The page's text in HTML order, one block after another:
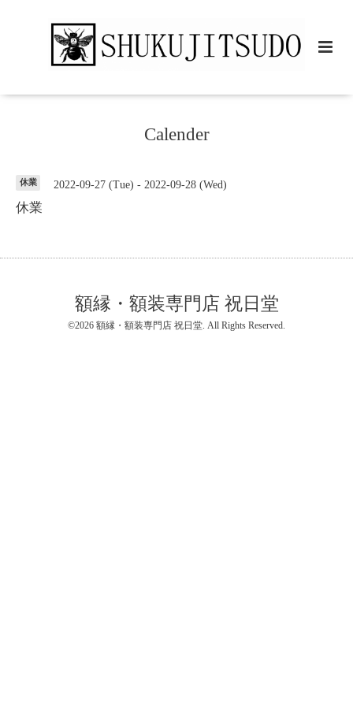
Calender
休業 2022-09-27 (Tue) - 2022-09-28 (Wed)
休業
額縁・額装専門店 祝日堂
©2026 額縁・額装専門店 祝日堂 . All Rights Reserved.